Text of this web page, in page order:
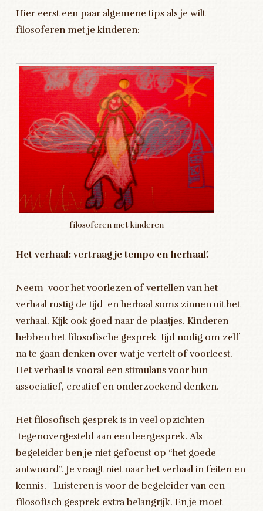
Hier eerst een paar algemene tips als je wilt
filosoferen met je kinderen:
filosoferen met kinderen
Het verhaal: vertraag je tempo en herhaal!
Neem voor het voorlezen of vertellen van het
verhaal rustig de tijd en herhaal soms zinnen uit het
verhaal. Kijk ook goed naar de plaatjes. Kinderen
hebben het filosofische gesprek tijd nodig om zelf
na te gaan denken over wat je vertelt of voorleest.
Het verhaal is vooral een stimulans voor hun
associatief, creatief en onderzoekend denken.
Het filosofisch gesprek is in veel opzichten
tegenovergesteld aan een leergesprek. Als
begeleider ben je niet gefocust op “het goede
antwoord”. Je vraagt niet naar het verhaal in feiten en
kennis. Luisteren is voor de begeleider van een
filosofisch gesprek extra belangrijk. En je moet